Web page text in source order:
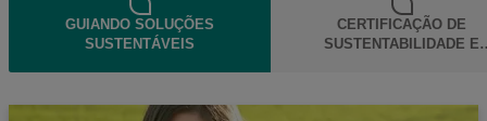
GUIANDO SOLUÇÕES
SUSTENTÁVEIS
CERTIFICAÇÃO DE
SUSTENTABILIDADE E